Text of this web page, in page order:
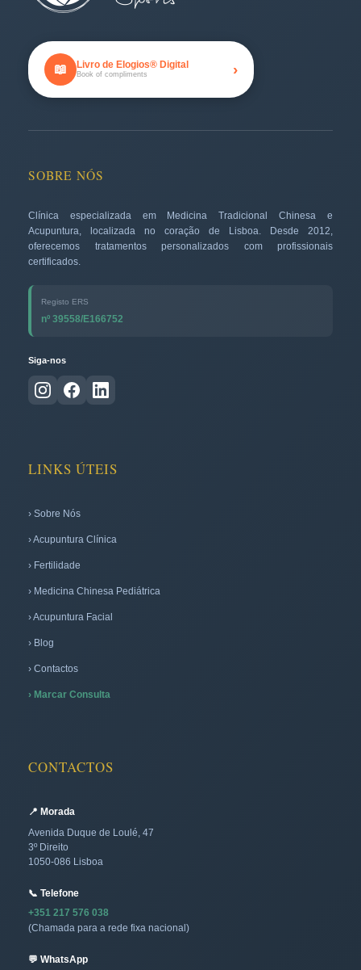
📖 Livro de Elogios® Digital
Book of compliments ›
SOBRE NÓS
Clínica especializada em Medicina Tradicional Chinesa e
Acupuntura, localizada no coração de Lisboa. Desde 2012,
oferecemos tratamentos personalizados com profissionais
certificados.
Registo ERS
nº 39558/E166752
Siga-nos
LINKS ÚTEIS
› Sobre Nós
› Acupuntura Clínica
› Fertilidade
› Medicina Chinesa Pediátrica
› Acupuntura Facial
› Blog
› Contactos
› Marcar Consulta
CONTACTOS
📍 Morada
Avenida Duque de Loulé, 47
3º Direito
1050-086 Lisboa
📞 Telefone
+351 217 576 038
(Chamada para a rede fixa nacional)
💬 WhatsApp